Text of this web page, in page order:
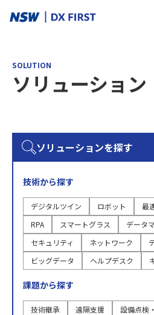
SOLUTION
ソリューション
ソリューションを探す
技術から探す
デジタルツイン ロボット 最
RPA
スマートグラス データ
セキュリティ
ネットワーク
ビッグデータ
ヘルプデスク
課題から探す
技術継承 遠隔支援 設備点検